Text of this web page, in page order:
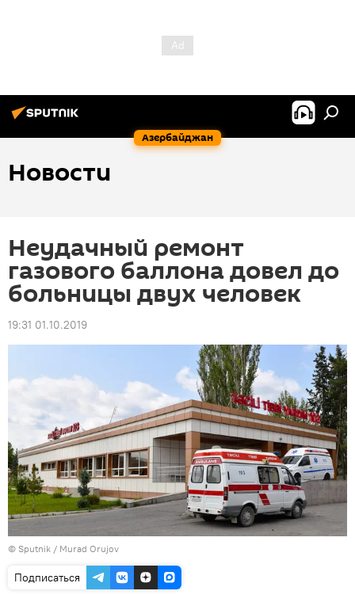
Азербайджан
Новости
Неудачный ремонт
газового баллона довел до
больницы двух человек
19:31 01.10.2019
© Sputnik / Murad Orujov
Подписаться